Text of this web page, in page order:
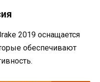
2019 оснащается
обеспечивают